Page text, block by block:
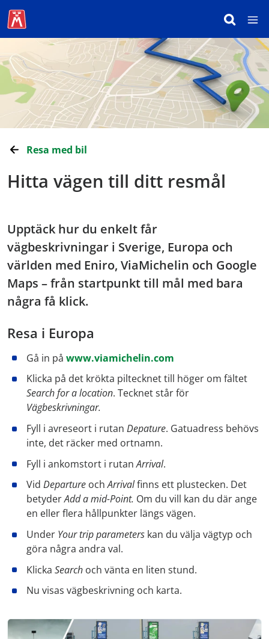
Resa med bil
Hitta vägen till ditt resmål
Upptäck hur du enkelt får
vägbeskrivningar i Sverige, Europa och
världen med Eniro, ViaMichelin och Google
Maps – från startpunkt till mål med bara
några få klick.
Resa i Europa
Gå in på www.viamichelin.com
Klicka på det krökta piltecknet till höger om fältet
Search for a location. Tecknet står för
Vägbeskrivningar.
Fyll i avreseort i rutan Depature. Gatuadress behövs
inte, det räcker med ortnamn.
Fyll i ankomstort i rutanArrival.
Vid Departure ochArrivalfinns ett plustecken. Det
betyderAdd a mid-Point. Om du vill kan du där ange
en eller flera hållpunkter längs vägen.
Under Your trip parameters kan du välja vägtyp och
göra några andra val.
Klicka Search och vänta en liten stund.
Nu visas vägbeskrivning och karta.